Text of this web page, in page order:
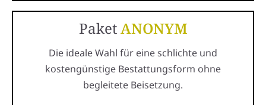
PaketANONYM
Die ideale Wahl für eine schlichte und
kostengünstige Bestattungsform ohne
begleitete Beisetzung.